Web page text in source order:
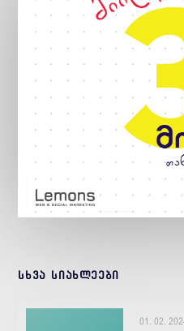
სხვა სიახლეები
01. 02.